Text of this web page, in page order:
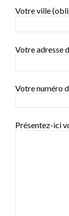
Votre ville
Votre adresse
Votre numéro
Présentez-ici